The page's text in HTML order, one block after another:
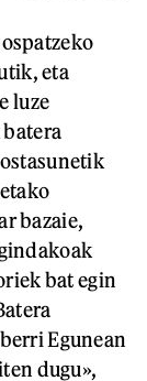
eta
luze
bazaie,
bat egin
Egunean
dugu»,